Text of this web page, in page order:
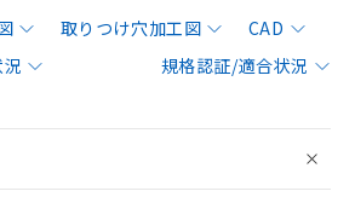
取りつけ穴加工図
CAD
規格認証/適合状況